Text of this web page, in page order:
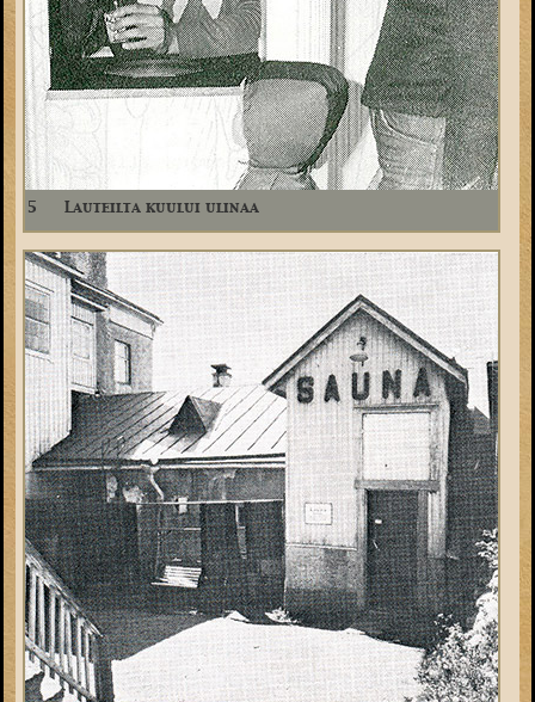
5 Lauteilta kuului ulinaa